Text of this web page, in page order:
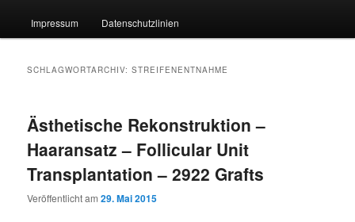
Impressum Datenschutzlinien
SCHLAGWORTARCHIV:STREIFENENTNAHME
Ästhetische Rekonstruktion –
Haaransatz – Follicular Unit
Transplantation – 2922 Grafts
Veröffentlicht am29. Mai 2015